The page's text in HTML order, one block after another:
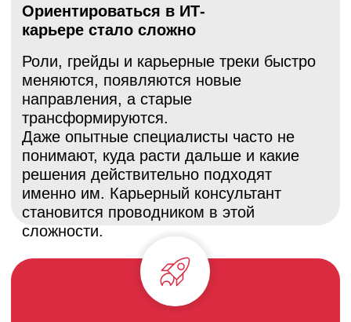
Специалистам из образования и
карьерных центров
Если вы сопровождаете студентов,
планируют карьеру в ИТ, курс даст вам
системное понимание индустрии и
инструментов работы с выбором.
Вы сможете уверенно работать с
Карьерным специалистам на этапе
профессионального роста и выбора
специализации
универсальных консультаций к более
узкой и востребованной нише, ИТ-
карьерное консультирование даёт
понятную специализацию и устойчивый
спрос.
Курс помогает выстроить
профессиональную идентичность и
уверенно работать с одной из самых
сложных и требовательных аудиторий.